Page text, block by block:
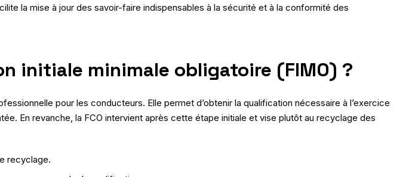
la mise à jour des savoir-faire indispensables à la sécurité et à la conformité des
initiale minimale obligatoire (FIMO) ?
pour les conducteurs. Elle permet d’obtenir la qualification nécessaire à l’exercice
En revanche, la FCO intervient après cette étape initiale et vise plutôt au recyclage des
recyclage.